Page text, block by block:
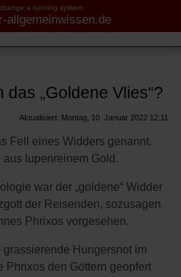
a running system
„Goldene Vlies“?
Aktualisiert: Montag, 10. Januar 2022 12:11
Fell eines Widders genannt.
lupenreinem Gold.
war der „goldene“ Widder
der Reisenden, sozusagen
Phrixos vorgesehen.
Hungersnot im
Phrixos den Göttern geopfert
Qualen